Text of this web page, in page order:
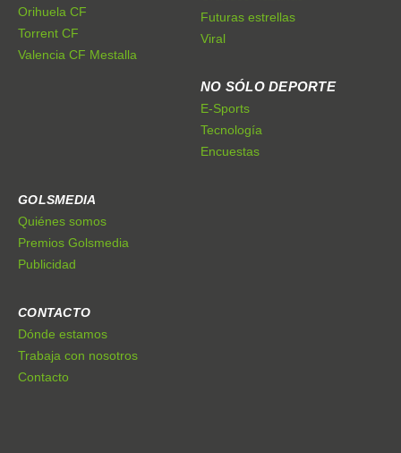
Orihuela CF
Torrent CF
Valencia CF Mestalla
Futuras estrellas
Viral
NO SÓLO DEPORTE
E-Sports
Tecnología
Encuestas
GOLSMEDIA
Quiénes somos
Premios Golsmedia
Publicidad
CONTACTO
Dónde estamos
Trabaja con nosotros
Contacto